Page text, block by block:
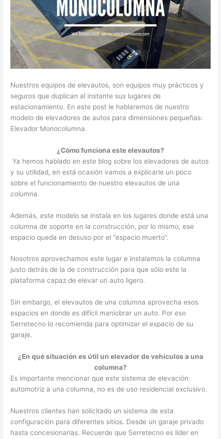
Nuestros equipos de elevautos, son equipos muy prácticos y
seguros que duplican al instante sus lugares de
estacionamiento. En este post le hablaremos de nuestro
modelo de elevadores de autos para dimensiones pequeñas:
Elevador Monocolumna.
¿Cómo funciona este elevautos?
Ya hemos hablado en este blog sobre los elevadores de autos
y su utilidad, en está ocasión vamos a explicarle un poco
sobre el funcionamiento de nuestro elevautos de una
columna.
Además, este modelo se instala en los lugares donde está una
columna de soporte en la construcción, por lo mismo, ese
espacio queda en desuso por el “espacio muerto”.
Nosotros aprovechamos este lugar e instalamos la columna
justo detrás de la de construcción para que sólo este la
plataforma capaz de elevar un auto ligero.
Sin embargo, el elevautos de una columna aprovecha esos
espacios en donde es difícil maniobrar un auto. Por eso
Serretecno lo recomienda para optimizar el espacio de su
garaje.
¿En qué situación es útil un elevador de vehículos a una
columna?
Es importante mencionar que este sistema de elevación
automotriz a una columna, no es de uso residencial exclusivo.
Nuestros clientes han solicitado un sistema de esta
configuración para diferentes sitios. Desde un garaje privado
hasta concesionarias. Recuerde que Serretecno es líder en